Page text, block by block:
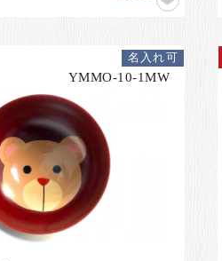
YMMO-10-1MW
名入れ可